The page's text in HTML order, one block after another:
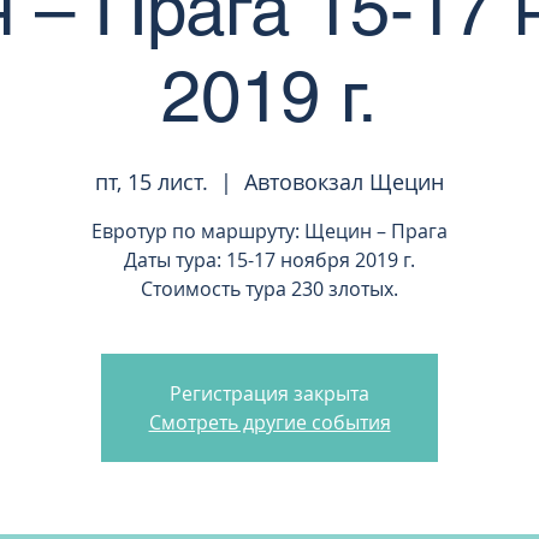
2019 г.
пт, 15 лист.
  |
Автовокзал Щецин
Евротур по маршруту: Щецин – Прага
Даты тура: 15-17 ноября 2019 г.
Стоимость тура 230 злотых.
Регистрация закрыта
Смотреть другие события